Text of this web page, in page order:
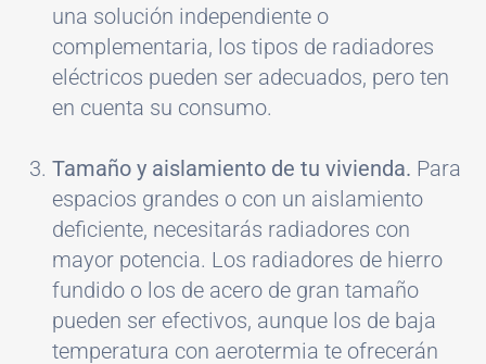
una solución independiente o
complementaria, los tipos de radiadores
eléctricos pueden ser adecuados, pero ten
en cuenta su consumo.
Tamaño y aislamiento de tu vivienda. Para
espacios grandes o con un aislamiento
deficiente, necesitarás radiadores con
mayor potencia. Los radiadores de hierro
fundido o los de acero de gran tamaño
pueden ser efectivos, aunque los de baja
temperatura con aerotermia te ofrecerán